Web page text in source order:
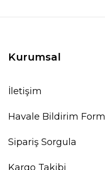
Kurumsal
İletişim
Havale Bildirim
Sipariş Sorgula
Kargo Takibi